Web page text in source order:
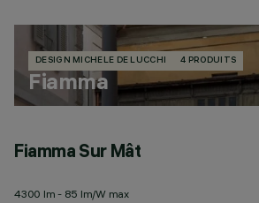
DESIGN MICHELE DE LUCCHI 4 PRODUITS
Fiamma
Fiamma Sur Mât
4300 lm - 85 lm/W max